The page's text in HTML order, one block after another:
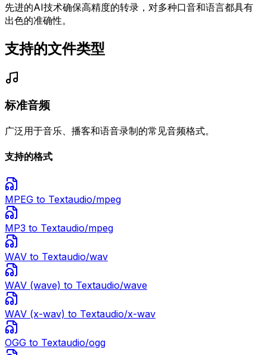
先进的AI技术确保高精度的转录，对多种口音和语言都具有
出色的准确性。
支持的文件类型
标准音频
广泛用于音乐、播客和语音录制的常见音频格式。
支持的格式
MPEG to Textaudio/mpeg
MP3 to Textaudio/mpeg
WAV to Textaudio/wav
WAV (wave) to Textaudio/wave
WAV (x-wav) to Textaudio/x-wav
OGG to Textaudio/ogg